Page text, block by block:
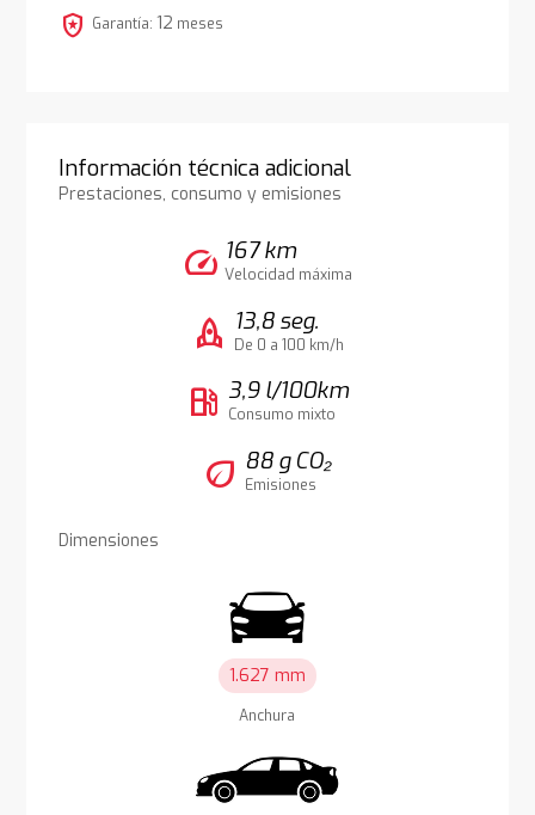
local_police Garantía: 12 meses
Información técnica adicional
Prestaciones, consumo y emisiones
speed 167 km
Velocidad máxima
rocket 13,8 seg.
De 0 a 100 km/h
local_gas_station 3,9 l/100km
Consumo mixto
eco 88 g CO₂
Emisiones
Dimensiones
1.627 mm
Anchura